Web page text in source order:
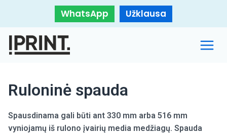
WhatsApp Užklausa
Ruloninė spauda
Spausdinama gali būti ant 330 mm arba 516 mm
vyniojamų iš rulono įvairių media medžiagų. Spauda